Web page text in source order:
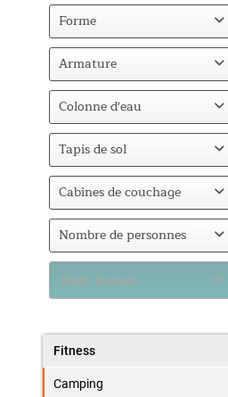
Beige
Forme
Auvent de bus
Armature
Fibre de verre
Colonne d'eau
5000
Tapis de sol
Tapis de sol cousu
Cabines de couchage
1
Nombre de personnes
2-3
élém. trouvés
Fitness
Camping